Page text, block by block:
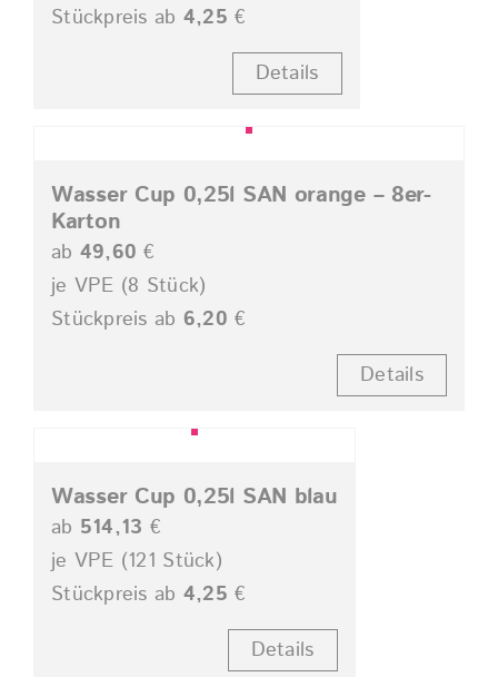
Stückpreis ab 4,25 €
Details
Wasser Cup 0,25l SAN orange – 8er-
Karton
ab 49,60 €
je VPE (8 Stück)
Stückpreis ab 6,20 €
Details
Wasser Cup 0,25l SAN blau
ab 514,13 €
je VPE (121 Stück)
Stückpreis ab 4,25 €
Details